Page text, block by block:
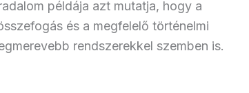
példája azt mutatja, hogy a
és a megfelelő történelmi
rendszerekkel szemben is.